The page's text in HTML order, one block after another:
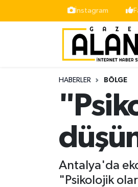
İnstagram
HABERLER BÖLGE
Antalya'da
"Psikolojik
İstanbul Nöbetçi Eczaneler
İstanbul Hava Durumu
Süper Lig Puan Durumu ve
Tüm Manşetler
Son Dakika Haberleri